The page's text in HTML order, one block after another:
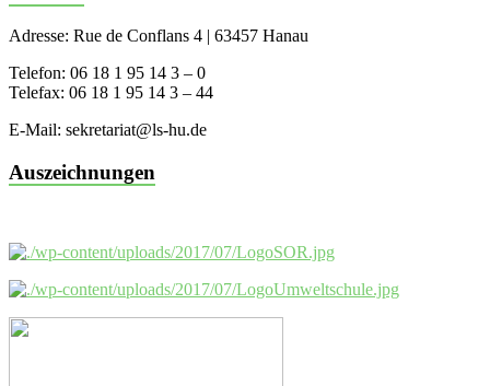
Adresse: Rue de Conflans 4 | 63457 Hanau
Telefon: 06 18 1 95 14 3 – 0
Telefax: 06 18 1 95 14 3 – 44
E-Mail: sekretariat@ls-hu.de
Auszeichnungen